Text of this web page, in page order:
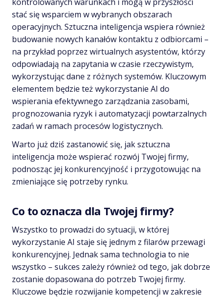
stać się wsparciem w wybranych obszarach
operacyjnych. Sztuczna inteligencja wspiera również
budowanie nowych kanałów kontaktu z odbiorcami –
na przykład poprzez wirtualnych asystentów, którzy
odpowiadają na zapytania w czasie rzeczywistym,
wykorzystując dane z różnych systemów. Kluczowym
elementem będzie też wykorzystanie AI do
wspierania efektywnego zarządzania zasobami,
prognozowania ryzyk i automatyzacji powtarzalnych
zadań w ramach procesów logistycznych.
Warto już dziś zastanowić się, jak sztuczna
inteligencja może wspierać rozwój Twojej firmy,
podnosząc jej konkurencyjność i przygotowując na
zmieniające się potrzeby rynku.
Co to oznacza dla Twojej firmy?
Wszystko to prowadzi do sytuacji, w której
wykorzystanie AI staje się jednym z filarów przewagi
konkurencyjnej. Jednak sama technologia to nie
wszystko – sukces zależy również od tego, jak dobrze
zostanie dopasowana do potrzeb Twojej firmy.
Kluczowe będzie rozwijanie kompetencji w zakresie